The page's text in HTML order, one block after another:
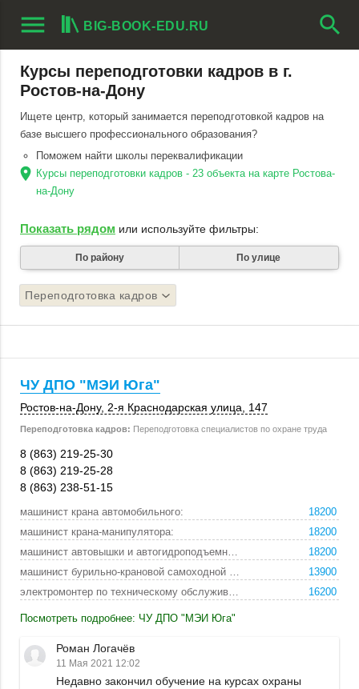
menu BIG-BOOK-EDU.RU search
Курсы переподготовки кадров в г.
Ростов-на-Дону
Ищете центр, который занимается переподготовкой кадров на
базе высшего профессионального образования?
Поможем найти школы переквалификации
location_on Курсы переподготовки кадров - 23 объекта на карте Ростова-
на-Дону
Показать рядом или используйте фильтры:
По району По улице
Переподготовка кадров
ЧУ ДПО "МЭИ Юга"
Ростов-на-Дону, 2-я Краснодарская улица, 147
Переподготовка кадров: Переподготовка специалистов по охране труда
8 (863) 219-25-30
8 (863) 219-25-28
8 (863) 238-51-15
машинист крана автомобильного:
18200
машинист крана-манипулятора:
18200
машинист автовышки и автогидроподъемника:
18200
машинист бурильно-крановой самоходной машины:
13900
электромонтер по техническому обслуживанию и ремон:
16200
Посмотреть подробнее: ЧУ ДПО "МЭИ Юга"
Роман Логачёв
11 Мая 2021 12:02
Недавно закончил обучение на курсах охраны